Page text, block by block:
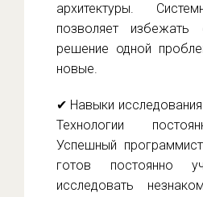
архитектуры.
позволяет избежать
решение одной
новые.
✔ Навыки
Технологии
Успешный
готов постоянно
исследовать